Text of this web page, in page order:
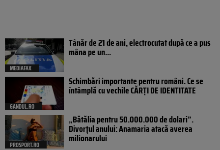
MEDIAFAX
Tânăr de 21 de ani, electrocutat după ce a pus
mâna pe un...
GANDUL.RO
Schimbări importante pentru români. Ce se
întâmplă cu vechile CĂRȚI DE IDENTITATE
PROSPORT.RO
„Bătălia pentru 50.000.000 de dolari”.
Divorțul anului: Anamaria atacă averea
milionarului